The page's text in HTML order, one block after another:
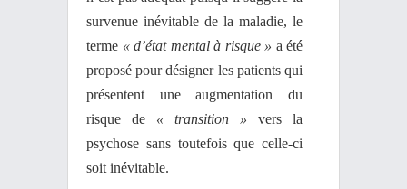
survenue inévitable de la maladie, le
terme « d’état mental à risque » a été
proposé pour désigner les patients qui
présentent une augmentation du
risque de « transition » vers la
psychose sans toutefois que celle-ci
soit inévitable.